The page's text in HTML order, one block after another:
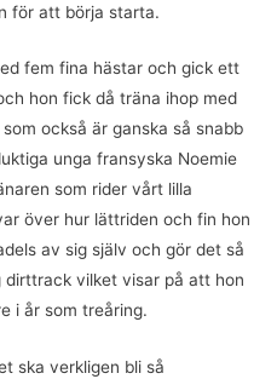
för att börja starta.
fem fina hästar och gick ett
hon fick då träna ihop med
också är ganska så snabb
unga fransyska Noemie
som rider vårt lilla
över hur lättriden och fin hon
av sig själv och gör det så
vilket visar på att hon
i år som treåring.
ska verkligen bli så